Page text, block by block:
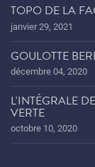
TOPO DE LA
janvier 29, 2021
GOULOTTE
décembre 04, 2020
L'INTÉGRALE
VERTE
octobre 10, 2020